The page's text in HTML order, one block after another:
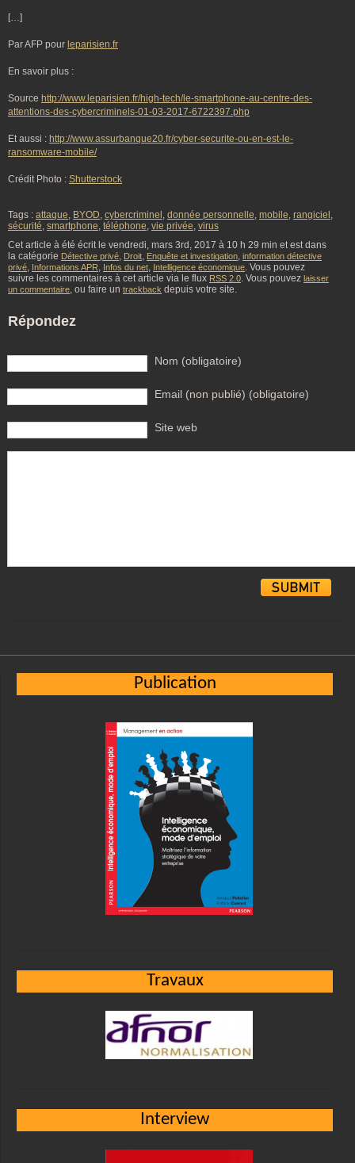
[…]
Par AFP pour leparisien.fr
En savoir plus :
Source http://www.leparisien.fr/high-tech/le-smartphone-au-centre-des-
attentions-des-cybercriminels-01-03-2017-6722397.php
Et aussi : http://www.assurbanque20.fr/cyber-securite-ou-en-est-le-
ransomware-mobile/
Crédit Photo : Shutterstock
Tags : attaque, BYOD, cybercriminel , donnée personnelle, mobile, rangiciel ,
sécurité, smartphone, téléphone, vie privée, virus
Cet article à été écrit le vendredi, mars 3rd, 2017 à 10 h 29 min et est dans
la catégorie Détective privé, Droit, Enquête et investigation, information détective
privé, Informations APR, Infos du net, Intelligence économique. Vous pouvez
suivre les commentaires à cet article via le flux RSS 2.0. Vous pouvez laisser
un commentaire, ou faire un trackback depuis votre site.
Répondez
Nom (obligatoire)
Email (non publié) (obligatoire)
Site web
Publication
Travaux
Interview